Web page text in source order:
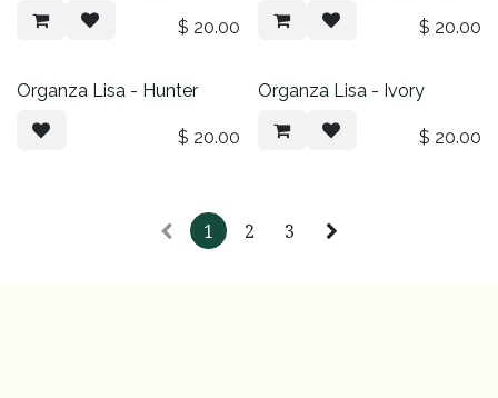
$ 20.00 $ 20.00
Organza Lisa - Hunter
$ 20.00
Organza Lisa - Ivory
$ 20.00
1 2 3